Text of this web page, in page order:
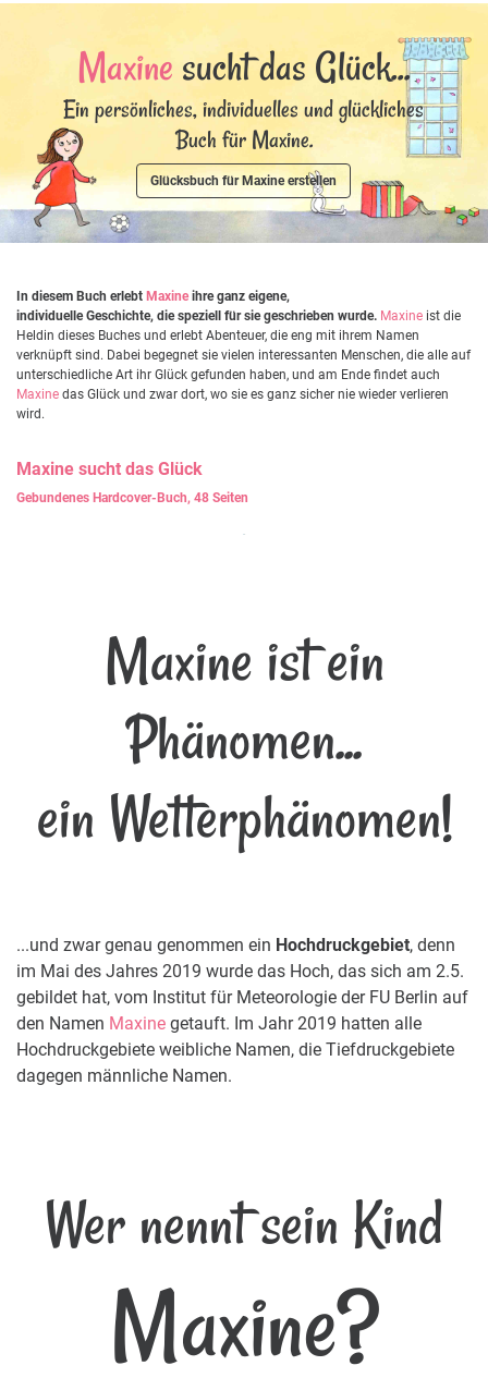
Maxine sucht das Glück...
Ein persönliches, individuelles und glückliches
Buch für Maxine.
Glücksbuch für Maxine erstellen
In diesem Buch erlebt Maxineihre ganz eigene,
individuelle Geschichte, die speziell für sie geschrieben wurde. Maxine ist die
Heldin dieses Buches und erlebt Abenteuer, die eng mit ihrem Namen
verknüpft sind. Dabei begegnet sie vielen interessanten Menschen, die alle auf
unterschiedliche Art ihr Glück gefunden haben, und am Ende findet auch
Maxine das Glück und zwar dort, wo sie es ganz sicher nie wieder verlieren
wird.
Maxine sucht das Glück
Gebundenes Hardcover-Buch, 48 Seiten
Maxine ist ein
Phänomen...
ein Wetterphänomen!
...und zwar genau genommen ein Hochdruckgebiet, denn
im Mai des Jahres 2019 wurde das Hoch, das sich am 2.5.
gebildet hat, vom Institut für Meteorologie der FU Berlin auf
den Namen Maxine getauft. Im Jahr 2019 hatten alle
Hochdruckgebiete weibliche Namen, die Tiefdruckgebiete
dagegen männliche Namen.
Wer nennt sein Kind
Maxine?